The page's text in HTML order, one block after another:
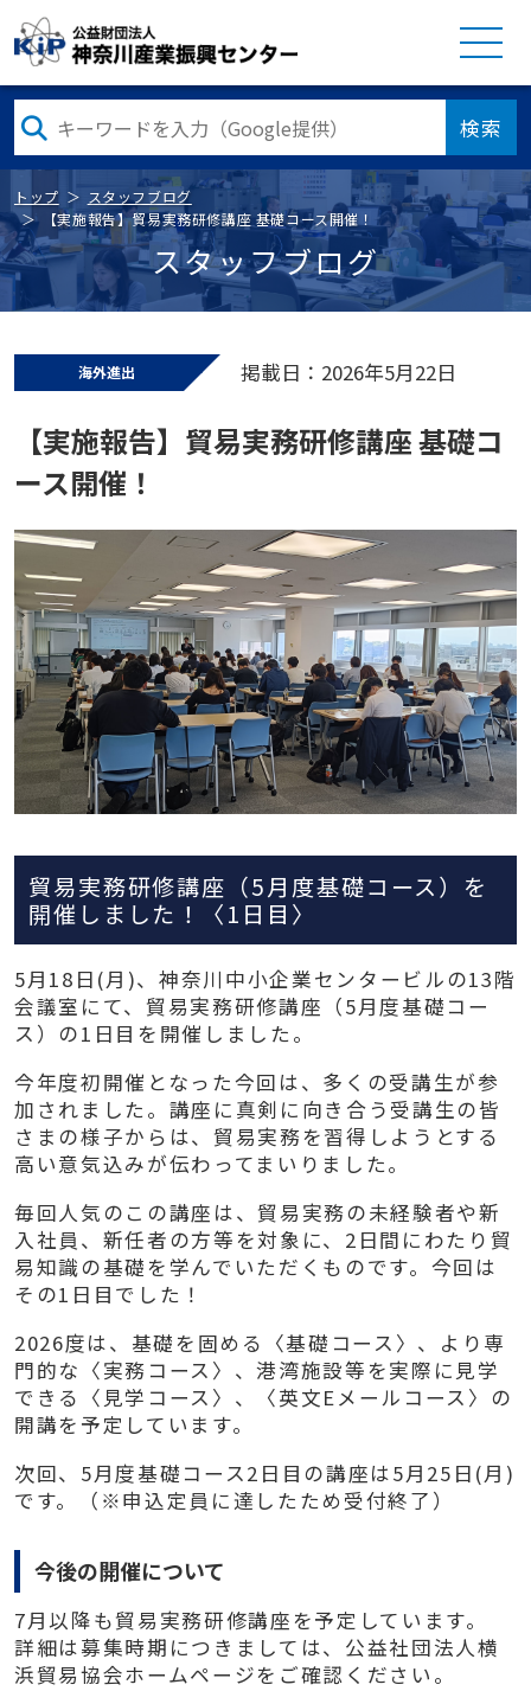
検索
トップ
スタッフブログ
【実施報告】貿易実務研修講座 基礎コース開催！
スタッフブログ
海外進出 掲載日：2026年5月22日
【実施報告】貿易実務研修講座 基礎コ
ース開催！
貿易実務研修講座（5月度基礎コース）を
開催しました！〈1日目〉
5月18日(月)、神奈川中小企業センタービルの13階
会議室にて、貿易実務研修講座（5月度基礎コー
ス）の1日目を開催しました。
今年度初開催となった今回は、多くの受講生が参
加されました。講座に真剣に向き合う受講生の皆
さまの様子からは、貿易実務を習得しようとする
高い意気込みが伝わってまいりました。
毎回人気のこの講座は、貿易実務の未経験者や新
入社員、新任者の方等を対象に、2日間にわたり貿
易知識の基礎を学んでいただくものです。今回は
その1日目でした！
2026度は、基礎を固める〈基礎コース〉、より専
門的な〈実務コース〉、港湾施設等を実際に見学
できる〈見学コース〉、〈英文Eメールコース〉の
開講を予定しています。
次回、5月度基礎コース2日目の講座は5月25日(月)
です。（※申込定員に達したため受付終了）
今後の開催について
7月以降も貿易実務研修講座を予定しています。
詳細は募集時期につきましては、公益社団法人横
浜貿易協会ホームページをご確認ください。